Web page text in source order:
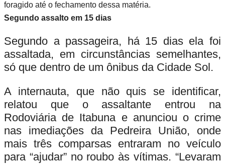
foragido até o fechamento dessa matéria.
Segundo assalto em 15 dias
Segundo a passageira, há 15 dias ela foi
assaltada, em circunstâncias semelhantes,
só que dentro de um ônibus da Cidade Sol.
A internauta, que não quis se identificar,
relatou que o assaltante entrou na
Rodoviária de Itabuna e anunciou o crime
nas imediações da Pedreira União, onde
mais três comparsas entraram no veículo
para “ajudar” no roubo às vítimas. “Levaram